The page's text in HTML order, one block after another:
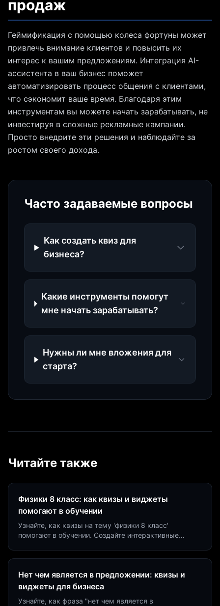
продаж
Геймификация с помощью колеса фортуны может
привлечь внимание клиентов и повысить их
интерес к вашим предложениям. Интеграция AI-
ассистента в ваш бизнес поможет
автоматизировать процесс общения с клиентами,
что сэкономит ваше время. Благодаря этим
инструментам вы можете начать зарабатывать, не
инвестируя в сложные рекламные кампании.
Просто внедрите эти решения и наблюдайте за
ростом своего дохода.
Часто задаваемые вопросы
Как создать квиз для
бизнеса?
Какие инструменты помогут
мне начать зарабатывать?
Нужны ли мне вложения для
старта?
Читайте также
Физики 8 класс: как квизы и виджеты
помогают в обучении
Узнайте, как квизы на тему 'физики 8 класс'
помогают в обучении. Создайте интерактивные
Нет чем является в предложении: квизы и
виджеты для бизнеса
Узнайте, как фраза "нет чем является в